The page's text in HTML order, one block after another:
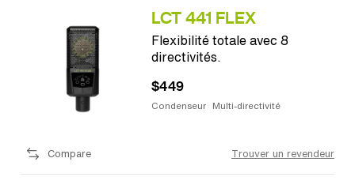
LCT 441 FLEX
Flexibilité totale avec 8
directivités.
$449
Condenseur Multi-directivité
Compare Trouver un revendeur